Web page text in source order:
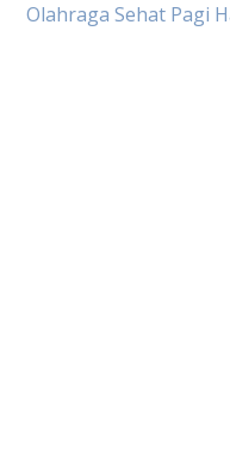
Olahraga Sehat Pagi